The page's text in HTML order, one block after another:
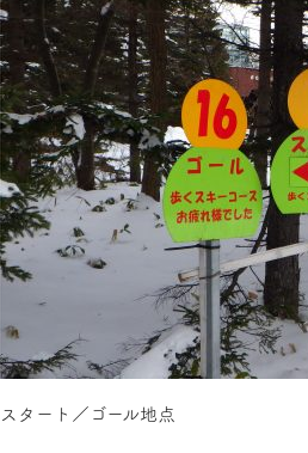
スタート／ゴール地点